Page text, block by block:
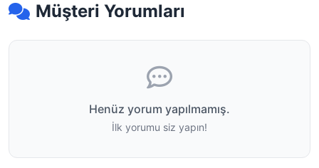
Müşteri Yorumları
Henüz yorum yapılmamış.
İlk yorumu siz yapın!